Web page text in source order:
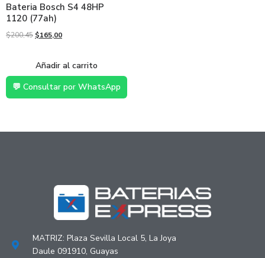
Bateria Bosch S4 48HP
1120 (77ah)
$200,45 $165,00
Añadir al carrito
💬 Consultar por WhatsApp
MATRIZ: Plaza Sevilla Local 5, La Joya
Daule 091910, Guayas